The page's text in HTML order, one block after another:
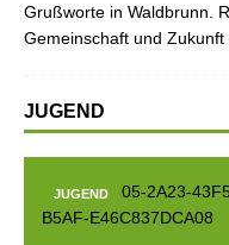
Grußworte in Waldbrunn.
Gemeinschaft und
JUGEND
JUGEND